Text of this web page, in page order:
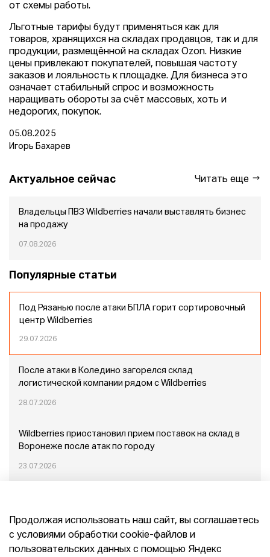
от схемы работы.
Льготные тарифы будут применяться как для
товаров, хранящихся на складах продавцов, так и для
продукции, размещённой на складах Ozon. Низкие
цены привлекают покупателей, повышая частоту
заказов и лояльность к площадке. Для бизнеса это
означает стабильный спрос и возможность
наращивать обороты за счёт массовых, хоть и
недорогих, покупок.
05.08.2025
Игорь Бахарев
Актуальное сейчас Читать еще
Владельцы ПВЗ Wildberries начали выставлять бизнес
на продажу
07.08.2026
Популярные статьи
Под Рязанью после атаки БПЛА горит сортировочный
центр Wildberries
29.07.2026
После атаки в Коледино загорелся склад
логистической компании рядом с Wildberries
28.07.2026
Wildberries приостановил прием поставок на склад в
Воронеже после атак по городу
23.07.2026
Продолжая использовать наш сайт, вы соглашаетесь
с условиями обработки cookie-файлов и
пользовательских данных с помощью Яндекс